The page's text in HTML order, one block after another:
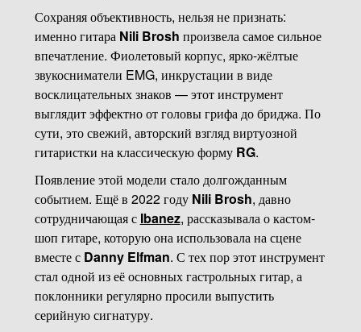
Сохраняя объективность, нельзя не признать:
именно гитара Nili Brosh произвела самое сильное
впечатление. Фиолетовый корпус, ярко-жёлтые
звукосниматели EMG, инкрустации в виде
восклицательных знаков — этот инструмент
выглядит эффектно от головы грифа до бриджа. По
сути, это свежий, авторский взгляд виртуозной
гитаристки на классическую форму RG.
Появление этой модели стало долгожданным
событием. Ещё в 2022 году Nili Brosh, давно
сотрудничающая с Ibanez, рассказывала о кастом-
шоп гитаре, которую она использовала на сцене
вместе с Danny Elfman. С тех пор этот инструмент
стал одной из её основных гастрольных гитар, а
поклонники регулярно просили выпустить
серийную сигнатуру.